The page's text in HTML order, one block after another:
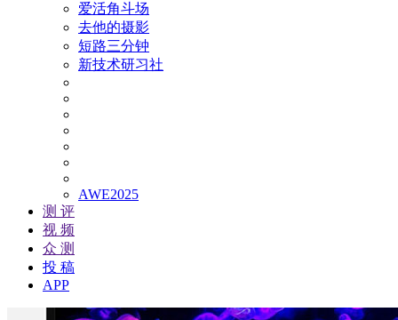
爱活角斗场
去他的摄影
短路三分钟
新技术研习社
AWE2025
测 评
视 频
众 测
投 稿
APP